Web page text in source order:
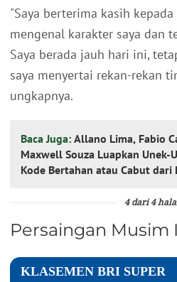
"Saya berterima kasih
mengenal karakter saya dan
Saya berada jauh hari ini,
saya menyertai rekan-rekan
ungkapnya.
Baca Juga: Allano Lima, Fabio
Maxwell Souza Luapkan Unek-
Kode Bertahan atau Cabut dari
4 dari 4
Persaingan Musim